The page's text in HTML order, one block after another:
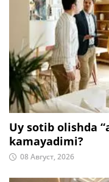
Uy sotib olishda
kamayadimi?
08 Август, 2026